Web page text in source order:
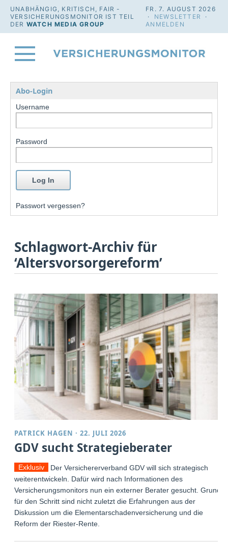
UNABHÄNGIG, KRITISCH, FAIR -
VERSICHERUNGSMONITOR IST TEIL
DER WATCH MEDIA GROUP
FR. 7. AUGUST 2026
· NEWSLETTER
·
ANMELDEN
Abo-Login
Username
Password
Passwort vergessen?
Schlagwort-Archiv für
‘Altersvorsorgereform’
PATRICK HAGEN ·22. JULI 2026
GDV sucht Strategieberater
Exklusiv
Der Versichererverband GDV will sich strategisch
weiterentwickeln. Dafür wird nach Informationen des
Versicherungsmonitors nun ein externer Berater gesucht. Grund
für den Schritt sind nicht zuletzt die Erfahrungen aus der
Diskussion um die Elementarschadenversicherung und die
Reform der Riester-Rente.